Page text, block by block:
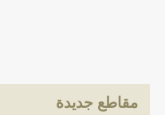
مقاطع جديدة